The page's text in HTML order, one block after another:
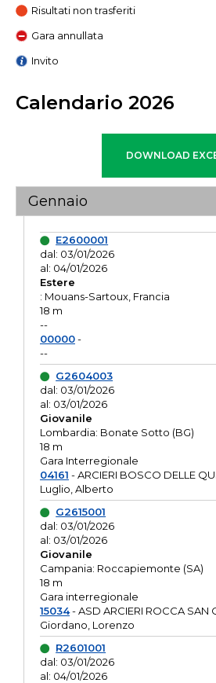
Risultati non trasferiti
Gara annullata
Invito
Calendario 2026
Gennaio
E2600001
dal: 03/01/2026
al: 04/01/2026
Estere
: Mouans-Sartoux, Francia
18 m
--
00000-
--
G2604003
dal: 03/01/2026
al: 03/01/2026
Giovanile
Lombardia: Bonate Sotto (BG)
18 m
Gara Interregionale
04161 - ARCIERI BOSCO DELLE
Luglio, Alberto
G2615001
dal: 03/01/2026
al: 03/01/2026
Giovanile
Campania: Roccapiemonte (SA)
18 m
Gara interregionale
15034- ASD ARCIERI ROCCA SAN
Giordano, Lorenzo
R2601001
dal: 03/01/2026
al: 04/01/2026